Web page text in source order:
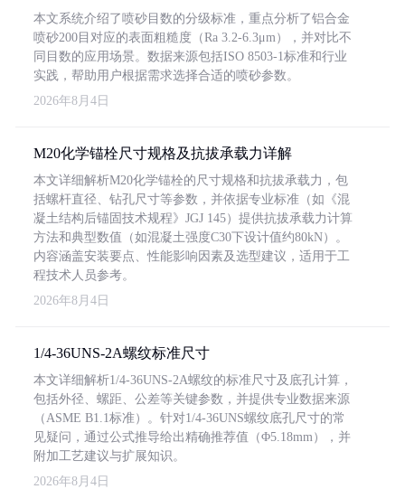
本文系统介绍了喷砂目数的分级标准，重点分析了铝合金
喷砂200目对应的表面粗糙度（Ra 3.2-6.3μm），并对比不
同目数的应用场景。数据来源包括ISO 8503-1标准和行业
实践，帮助用户根据需求选择合适的喷砂参数。
2026年8月4日
M20化学锚栓尺寸规格及抗拔承载力详解
本文详细解析M20化学锚栓的尺寸规格和抗拔承载力，包
括螺杆直径、钻孔尺寸等参数，并依据专业标准（如《混
凝土结构后锚固技术规程》JGJ 145）提供抗拔承载力计算
方法和典型数值（如混凝土强度C30下设计值约80kN）。
内容涵盖安装要点、性能影响因素及选型建议，适用于工
程技术人员参考。
2026年8月4日
1/4-36UNS-2A螺纹标准尺寸
本文详细解析1/4-36UNS-2A螺纹的标准尺寸及底孔计算，
包括外径、螺距、公差等关键参数，并提供专业数据来源
（ASME B1.1标准）。针对1/4-36UNS螺纹底孔尺寸的常
见疑问，通过公式推导给出精确推荐值（Φ5.18mm），并
附加工艺建议与扩展知识。
2026年8月4日